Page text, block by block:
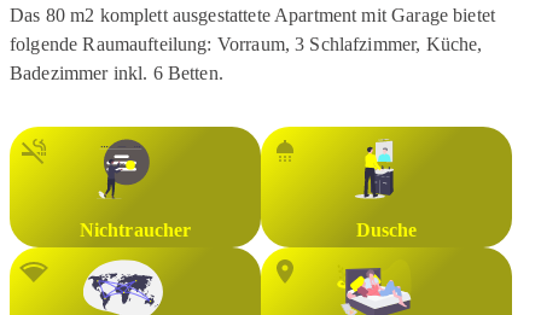
Das 80 m2 komplett ausgestattete Apartment mit Garage bietet
folgende Raumaufteilung: Vorraum, 3 Schlafzimmer, Küche,
Badezimmer inkl. 6 Betten.
Nichtraucher Dusche